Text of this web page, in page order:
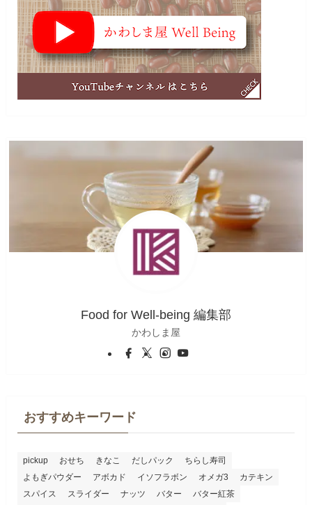
Food for Well-being 編集部
かわしま屋
おすすめキーワード
pickup おせち きなこ だしパック
ちらし寿司
よもぎパウダー
アボカド イソフラボン オメガ3
カテキン
スパイス
スライダー ナッツ バター
バター紅茶